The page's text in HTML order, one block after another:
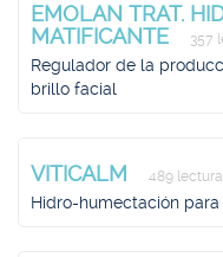
EMOLAN TRAT.
MATIFICANTE
357
Regulador de la
brillo facial
VITICALM 489
Hidro-humectación